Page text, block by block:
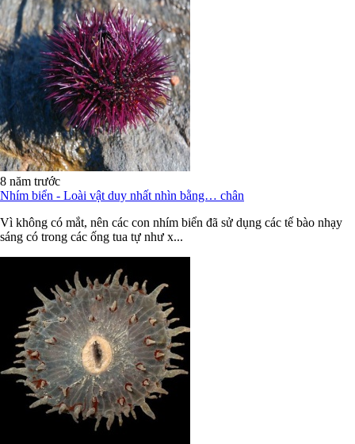
8 năm trước
Nhím biển - Loài vật duy nhất nhìn bằng… chân
Vì không có mắt, nên các con nhím biển đã sử dụng các tế bào nhạy
sáng có trong các ống tua tự như x...